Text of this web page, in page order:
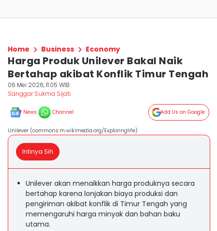
Home Business Economy
Harga Produk Unilever Bakal Naik
Bertahap akibat Konflik Timur Tengah
06 Mei 2026, 11:05 WIB
Sanggar Sukma Sijati
News Channel Add Us on Google
Unilever (commons.m.wikimedia.org/Exploringlife)
Intinya Sih
Unilever akan menaikkan harga produknya secara
bertahap karena lonjakan biaya produksi dan
pengiriman akibat konflik di Timur Tengah yang
memengaruhi harga minyak dan bahan baku
utama.